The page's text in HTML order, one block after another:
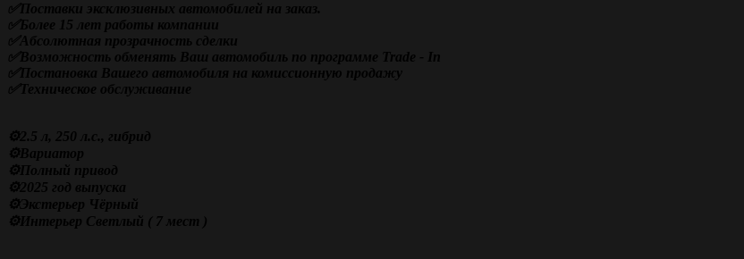
✅Поставки эксклюзивных автомобилей на заказ.
✅Более 15 лет работы компании
✅ Абсолютная прозрачность сделки
✅Возможность обменять Ваш автомобиль по программе Trade - In
✅Постановка Вашего автомобиля на комиссионную продажу
✅Техническое обслуживание
⚙️2.5 л, 250 л.с., гибрид
⚙️Вариатор
⚙️Полный привод
⚙️2025 год выпуска
⚙️Экстерьер Чёрный
⚙️Интерьер Светлый ( 7 мест )